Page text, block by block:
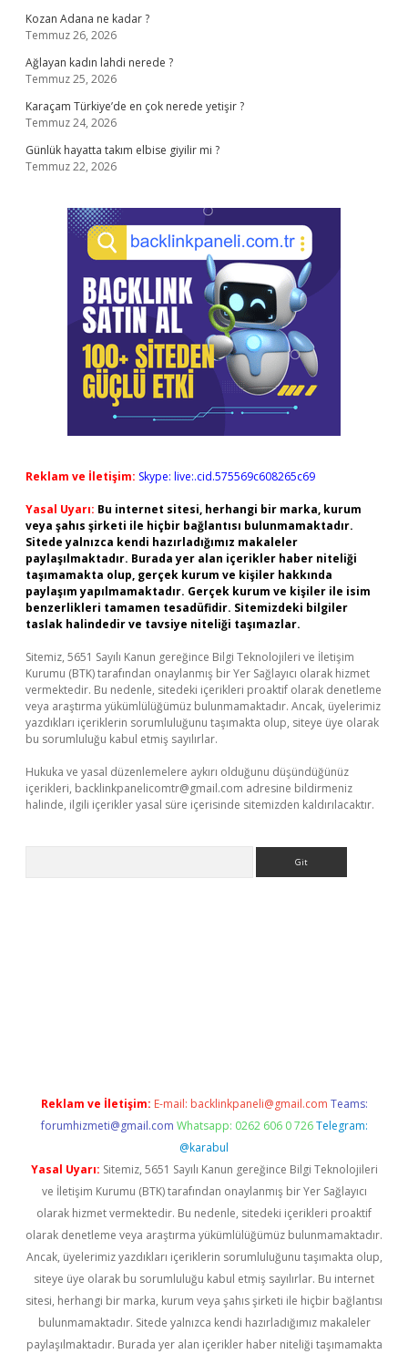
Kozan Adana ne kadar ?
Temmuz 26, 2026
Ağlayan kadın lahdi nerede ?
Temmuz 25, 2026
Karaçam Türkiye’de en çok nerede yetişir ?
Temmuz 24, 2026
Günlük hayatta takım elbise giyilir mi ?
Temmuz 22, 2026
Reklam ve İletişim: Skype: live:.cid.575569c608265c69
Yasal Uyarı: Bu internet sitesi, herhangi bir marka, kurum
veya şahıs şirketi ile hiçbir bağlantısı bulunmamaktadır.
Sitede yalnızca kendi hazırladığımız makaleler
paylaşılmaktadır. Burada yer alan içerikler haber niteliği
taşımamakta olup, gerçek kurum ve kişiler hakkında
paylaşım yapılmamaktadır. Gerçek kurum ve kişiler ile isim
benzerlikleri tamamen tesadüfidir. Sitemizdeki bilgiler
taslak halindedir ve tavsiye niteliği taşımazlar.
Sitemiz, 5651 Sayılı Kanun gereğince Bilgi Teknolojileri ve İletişim
Kurumu (BTK) tarafından onaylanmış bir Yer Sağlayıcı olarak hizmet
vermektedir. Bu nedenle, sitedeki içerikleri proaktif olarak denetleme
veya araştırma yükümlülüğümüz bulunmamaktadır. Ancak, üyelerimiz
yazdıkları içeriklerin sorumluluğunu taşımakta olup, siteye üye olarak
bu sorumluluğu kabul etmiş sayılırlar.
Hukuka ve yasal düzenlemelere aykırı olduğunu düşündüğünüz
içerikleri, backlinkpanelicomtr@gmail.com adresine bildirmeniz
halinde, ilgili içerikler yasal süre içerisinde sitemizden kaldırılacaktır.
Reklam ve İletişim: E-mail: backlinkpaneli@gmail.com Teams:
forumhizmeti@gmail.com Whatsapp: 0262 606 0 726 Telegram:
@karabul
Yasal Uyarı: Sitemiz, 5651 Sayılı Kanun gereğince Bilgi Teknolojileri
ve İletişim Kurumu (BTK) tarafından onaylanmış bir Yer Sağlayıcı
olarak hizmet vermektedir. Bu nedenle, sitedeki içerikleri proaktif
olarak denetleme veya araştırma yükümlülüğümüz bulunmamaktadır.
Ancak, üyelerimiz yazdıkları içeriklerin sorumluluğunu taşımakta olup,
siteye üye olarak bu sorumluluğu kabul etmiş sayılırlar. Bu internet
sitesi, herhangi bir marka, kurum veya şahıs şirketi ile hiçbir bağlantısı
bulunmamaktadır. Sitede yalnızca kendi hazırladığımız makaleler
paylaşılmaktadır. Burada yer alan içerikler haber niteliği taşımamakta